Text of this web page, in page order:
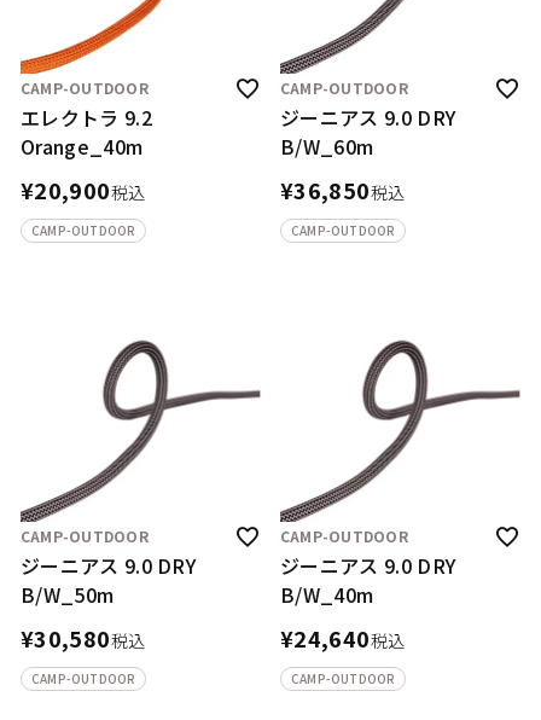
CAMP-OUTDOOR
エレクトラ 9.2
Orange_40m
¥20,900税込
CAMP-OUTDOOR
CAMP-OUTDOOR
ジーニアス 9.0 DRY
B/W_60m
¥36,850税込
CAMP-OUTDOOR
CAMP-OUTDOOR
ジーニアス 9.0 DRY
B/W_50m
¥30,580税込
CAMP-OUTDOOR
CAMP-OUTDOOR
ジーニアス 9.0 DRY
B/W_40m
¥24,640税込
CAMP-OUTDOOR